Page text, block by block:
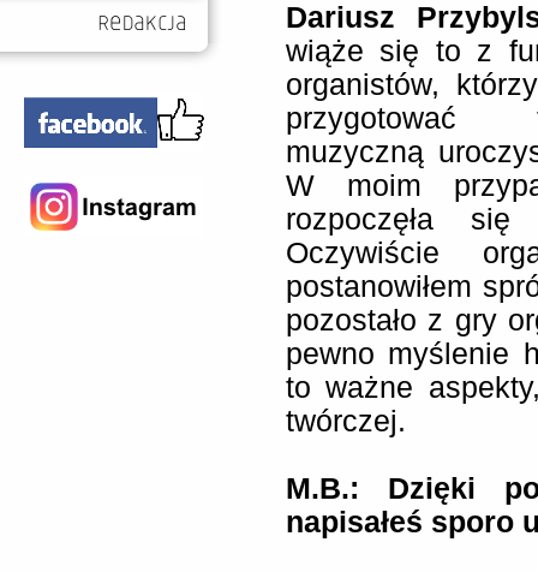
Dariusz
wiąże się to z
organistów,
przygotować
muzyczną
W moim
rozpoczęła
Oczywiście
postanowiłem
pozostało z gry
pewno myślenie
to ważne
twórczej.
M.B.: Dzięki
napisałeś sporo